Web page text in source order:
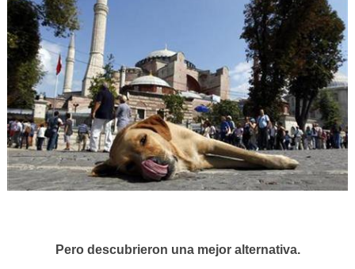
Pero descubrieron una mejor alternativa.